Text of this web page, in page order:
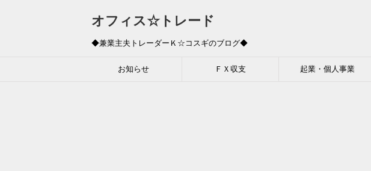
オフィス☆トレード
◆兼業主夫トレーダーＫ☆コスギのブログ◆
お知らせ ＦＸ収支 起業・個人事業